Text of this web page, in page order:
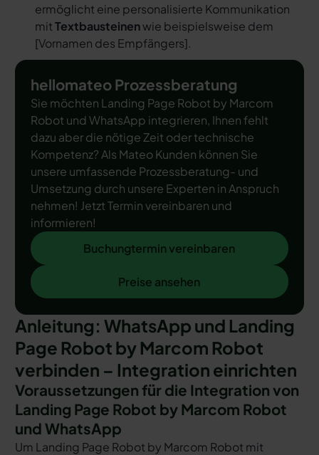
ermöglicht eine personalisierte Kommunikation
mitTextbausteinenwie beispielsweise dem
[Vornamen des Empfängers].
hellomateo Prozessberatung
Sie möchten Landing Page Robot by Marcom
Robot und WhatsApp integrieren, Ihnen fehlt
dazu aber die nötige Zeit oder technische
Kompetenz? Als Mateo Kunden können Sie
unsere umfassende Prozessberatung- und
Umsetzung durch unsere Experten in Anspruch
nehmen! Jetzt Termin vereinbaren und
informieren!
Buchungtermin vereinbaren
Buchungtermin vereinbaren
Preise ansehen
Preise ansehen
Anleitung: WhatsApp und Landing
Page Robot by Marcom Robot
verbinden – Integration einrichten
Voraussetzungen für die Integration von
Landing Page Robot by Marcom Robot
und WhatsApp
Um Landing Page Robot by Marcom Robot mit